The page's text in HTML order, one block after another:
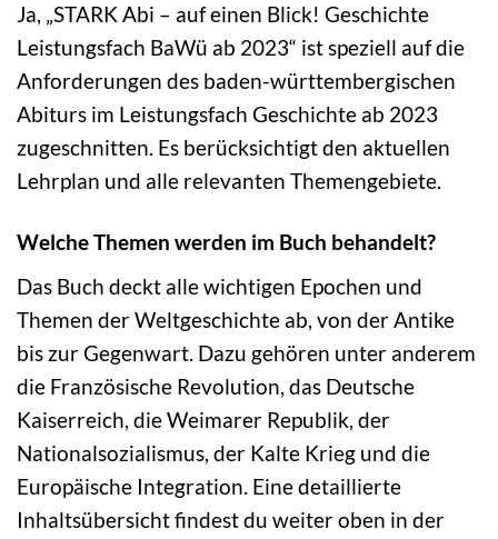
Ja, „STARK Abi – auf einen Blick! Geschichte
Leistungsfach BaWü ab 2023“ ist speziell auf die
Anforderungen des baden-württembergischen
Abiturs im Leistungsfach Geschichte ab 2023
zugeschnitten. Es berücksichtigt den aktuellen
Lehrplan und alle relevanten Themengebiete.
Welche Themen werden im Buch behandelt?
Das Buch deckt alle wichtigen Epochen und
Themen der Weltgeschichte ab, von der Antike
bis zur Gegenwart. Dazu gehören unter anderem
die Französische Revolution, das Deutsche
Kaiserreich, die Weimarer Republik, der
Nationalsozialismus, der Kalte Krieg und die
Europäische Integration. Eine detaillierte
Inhaltsübersicht findest du weiter oben in der